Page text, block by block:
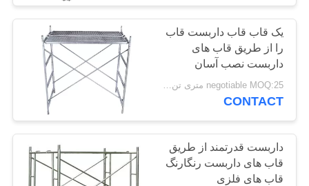
تماس
درخواست
نقل
قول
سیستم داربست
Ringlock
25
یک قاب قاب داربست قاب
را از طریق قاب های
داربست نصب آسان
negotiable MOQ:25 متری تن / متریک تن
CONTACT
داربست قدرتمند از طریق
قاب های داربست رنگارنگ
قاب های فلزی